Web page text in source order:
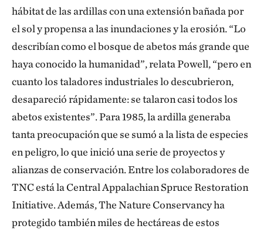
hábitat de las ardillas con una extensión bañada por
el sol y propensa a las inundaciones y la erosión. “Lo
describían como el bosque de abetos más grande que
haya conocido la humanidad”, relata Powell, “pero en
cuanto los taladores industriales lo descubrieron,
desapareció rápidamente: se talaron casi todos los
abetos existentes”. Para 1985, la ardilla generaba
tanta preocupación que se sumó a la lista de especies
en peligro, lo que inició una serie de proyectos y
alianzas de conservación. Entre los colaboradores de
TNC está la Central Appalachian Spruce Restoration
Initiative. Además, The Nature Conservancy ha
protegido también miles de hectáreas de estos